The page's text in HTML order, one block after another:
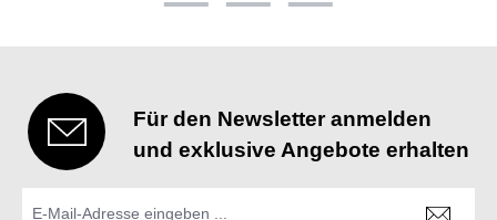
Für den Newsletter anmelden
und exklusive Angebote erhalten